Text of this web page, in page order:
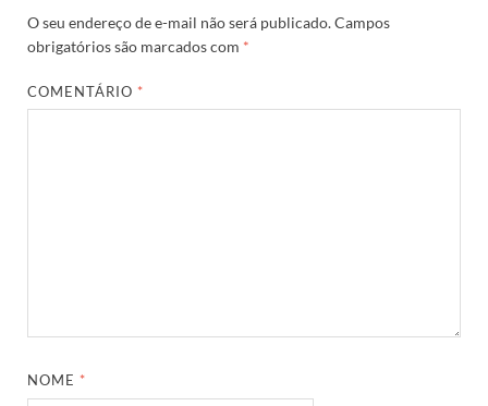
O seu endereço de e-mail não será publicado.Campos
obrigatórios são marcados com *
COMENTÁRIO *
NOME *